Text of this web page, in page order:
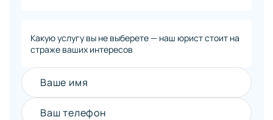
Какую услугу вы не выберете — наш юрист стоит на
страже ваших интересов
Ваше имя
Ваш телефон